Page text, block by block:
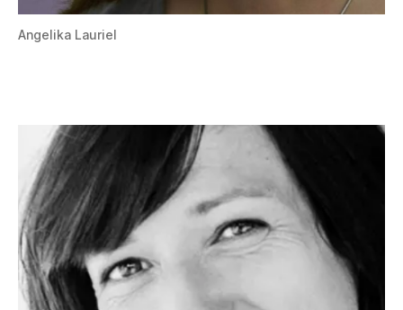
Angelika Lauriel